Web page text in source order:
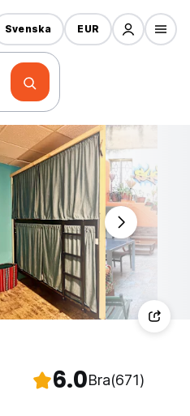
Svenska EUR
6.0Bra(671)